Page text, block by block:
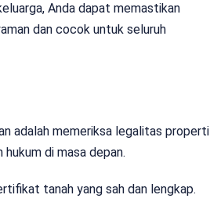
Anda dapat memastikan
dan cocok untuk seluruh
adalah memeriksa legalitas properti
di masa depan.
tanah yang sah dan lengkap.